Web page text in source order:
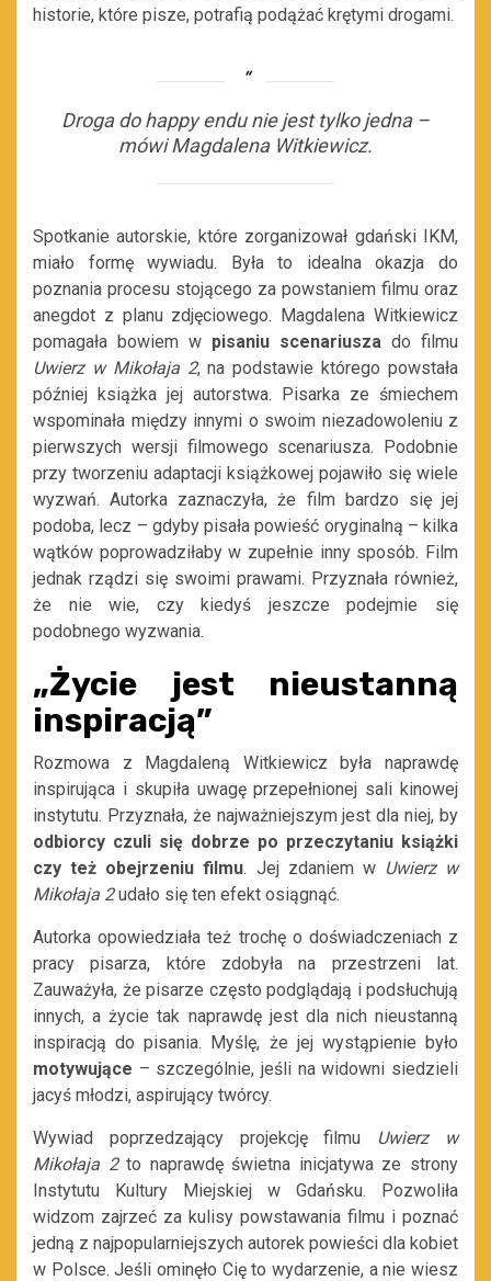
historie, które pisze, potrafią podążać krętymi drogami.
Droga do happy endu nie jest tylko jedna –
mówi Magdalena Witkiewicz.
Spotkanie autorskie, które zorganizował gdański IKM,
miało formę wywiadu. Była to idealna okazja do
poznania procesu stojącego za powstaniem filmu oraz
anegdot z planu zdjęciowego. Magdalena Witkiewicz
pomagała bowiem w pisaniu scenariusza do filmu
Uwierz w Mikołaja 2, na podstawie którego powstała
później książka jej autorstwa. Pisarka ze śmiechem
wspominała między innymi o swoim niezadowoleniu z
pierwszych wersji filmowego scenariusza. Podobnie
przy tworzeniu adaptacji książkowej pojawiło się wiele
wyzwań. Autorka zaznaczyła, że film bardzo się jej
podoba, lecz – gdyby pisała powieść oryginalną – kilka
wątków poprowadziłaby w zupełnie inny sposób. Film
jednak rządzi się swoimi prawami. Przyznała również,
że nie wie, czy kiedyś jeszcze podejmie się
podobnego wyzwania.
„Życie jest nieustanną
inspiracją”
Rozmowa z Magdaleną Witkiewicz była naprawdę
inspirująca i skupiła uwagę przepełnionej sali kinowej
instytutu. Przyznała, że najważniejszym jest dla niej, by
odbiorcy czuli się dobrze po przeczytaniu książki
czy też obejrzeniu filmu. Jej zdaniem w Uwierz w
Mikołaja 2udało się ten efekt osiągnąć.
Autorka opowiedziała też trochę o doświadczeniach z
pracy pisarza, które zdobyła na przestrzeni lat.
Zauważyła, że pisarze często podglądają i podsłuchują
innych, a życie tak naprawdę jest dla nich nieustanną
inspiracją do pisania. Myślę, że jej wystąpienie było
motywujące – szczególnie, jeśli na widowni siedzieli
jacyś młodzi, aspirujący twórcy.
Wywiad poprzedzający projekcję filmu Uwierz w
Mikołaja 2to naprawdę świetna inicjatywa ze strony
Instytutu Kultury Miejskiej w Gdańsku. Pozwoliła
widzom zajrzeć za kulisy powstawania filmu i poznać
jedną z najpopularniejszych autorek powieści dla kobiet
w Polsce. Jeśli ominęło Cię to wydarzenie, a nie wiesz